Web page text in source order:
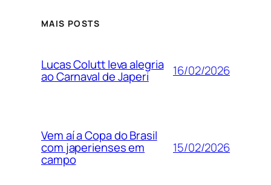
MAIS POSTS
Lucas Colutt leva alegria
ao Carnaval de Japeri 16/02/2026
Vem aí a Copa do Brasil
com japerienses em
campo
15/02/2026